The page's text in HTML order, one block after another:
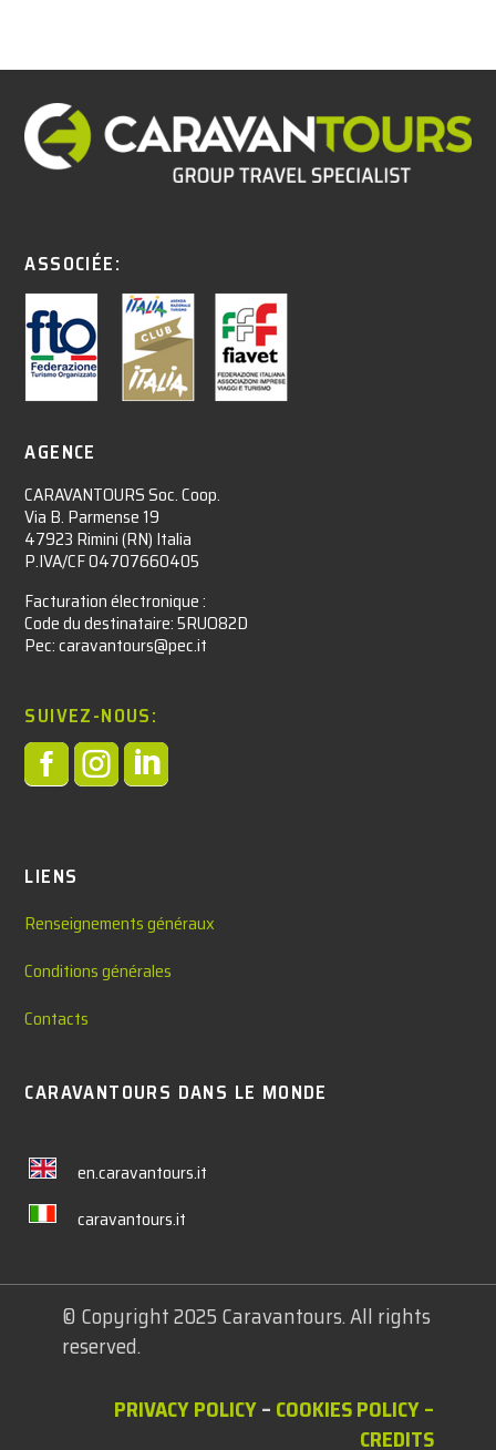
ASSOCIÉE:
AGENCE
CARAVANTOURS Soc. Coop.
Via B. Parmense 19
47923 Rimini (RN) Italia
P.IVA/CF 04707660405
Facturation électronique :​
Code du destinataire: 5RUO82D
Pec: caravantours@pec.it
SUIVEZ-NOUS:

LIENS
Renseignements généraux
Conditions générales
Contacts
CARAVANTOURS DANS LE MONDE
en.caravantours.it
caravantours.it
© Copyright 2025 Caravantours. All rights
reserved.
PRIVACY POLICY– COOKIES POLICY–
CREDITS